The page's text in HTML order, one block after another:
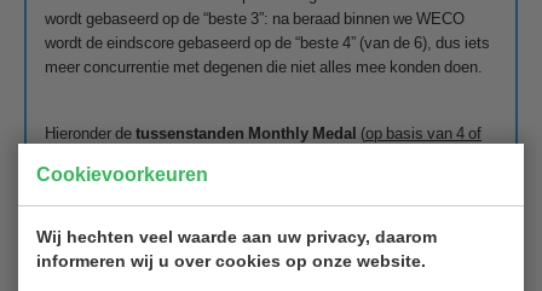
Cookievoorkeuren
Wij hechten veel waarde aan uw privacy, daarom
informeren wij u over cookies op onze website.
wordt gebaseerd op de “beste 3”: na beraad binnen we WECO
wordt de eindscore gebaseerd op de “beste 4” (van de 6), dus iets
meer concurrentie met degenen die niet alles mee konden doen.
Hieronder de tussenstanden Monthly Medal (op basis van 4 of